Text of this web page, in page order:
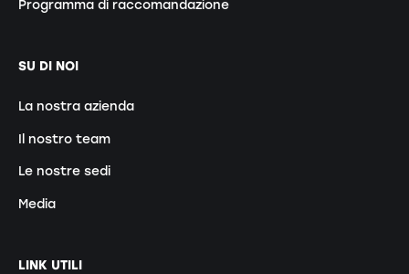
Programma di raccomandazione
SU DI NOI
La nostra azienda
Il nostro team
Le nostre sedi
Media
LINK UTILI